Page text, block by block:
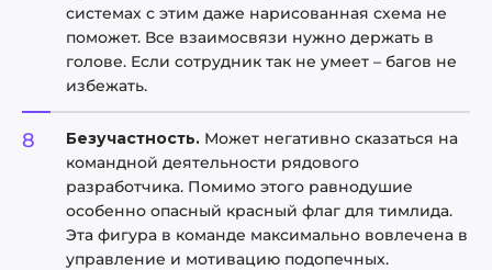
системах с этим даже нарисованная схема не
поможет. Все взаимосвязи нужно держать в
голове. Если сотрудник так не умеет – багов не
избежать.
Безучастность. Может негативно сказаться на
командной деятельности рядового
разработчика. Помимо этого равнодушие
особенно опасный красный флаг для тимлида.
Эта фигура в команде максимально вовлечена в
управление и мотивацию подопечных.